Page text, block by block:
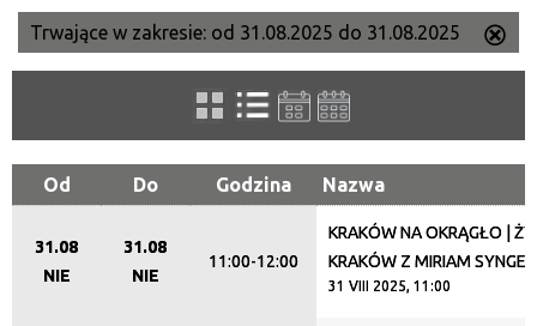
Szukana fraza
Kategoria
Trwające w zakresie
Trwające w zakresie: od 31.08.2025 do 31.08.2025
ten
Od Do Godzina Nazwa
31.08
NIE
31.08
NIE
11:00-12:00
KRAKÓW NA OKRĄGŁO |
KRAKÓW Z MIRIAM SYNGER
31 VIII 2025, 11:00